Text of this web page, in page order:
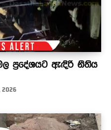
ප්‍රදේශයට ඇඳිරි නීතිය
2026